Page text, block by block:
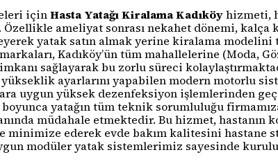
içinHasta Yatağı Kiralama Kadıköyhizmeti,
ameliyat sonrası nekahet dönemi, kalça
yatak satın almak yerine kiralama
markaları, Kadıköy’ün tüm mahallelerine (Moda,
sağlayarak bu zorlu süreci
ayarlarını yapabilen modern motorlu
uygun yüksek dezenfeksiyon işlemlerinden
yatağın tüm teknik sorumluluğu
müdahale etmektedir. Bu hizmet, hastanın
ederek evde bakım kalitesini hastane
modüler yatak sistemlerimiz sayesinde